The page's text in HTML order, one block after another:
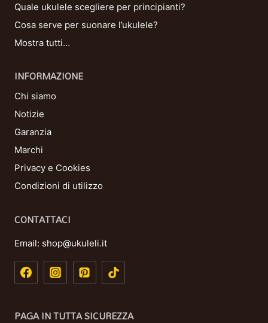
Quale ukulele scegliere per principianti?
Cosa serve per suonare l’ukulele?
Mostra tutti…
INFORMAZIONE
Chi siamo
Notizie
Garanzia
Marchi
Privacy e Cookies
Condizioni di utilizzo
CONTATTACI
Email: shop@ukuleli.it
PAGA IN TUTTA SICUREZZA